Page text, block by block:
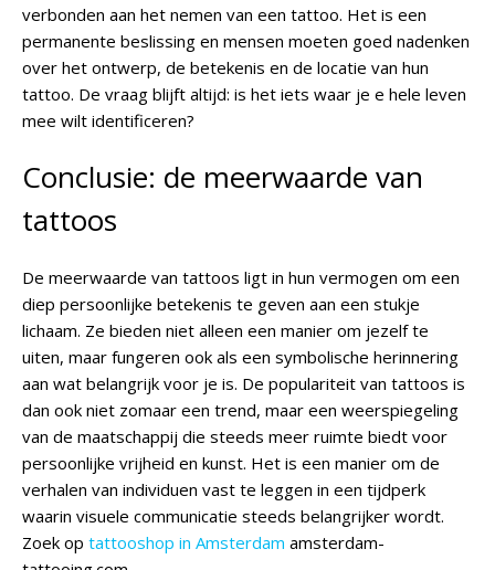
verbonden aan het nemen van een tattoo. Het is een
permanente beslissing en mensen moeten goed nadenken
over het ontwerp, de betekenis en de locatie van hun
tattoo. De vraag blijft altijd: is het iets waar je e hele leven
mee wilt identificeren?
Conclusie: de meerwaarde van
tattoos
De meerwaarde van tattoos ligt in hun vermogen om een
diep persoonlijke betekenis te geven aan een stukje
lichaam. Ze bieden niet alleen een manier om jezelf te
uiten, maar fungeren ook als een symbolische herinnering
aan wat belangrijk voor je is. De populariteit van tattoos is
dan ook niet zomaar een trend, maar een weerspiegeling
van de maatschappij die steeds meer ruimte biedt voor
persoonlijke vrijheid en kunst. Het is een manier om de
verhalen van individuen vast te leggen in een tijdperk
waarin visuele communicatie steeds belangrijker wordt.
Zoek op tattooshop in Amsterdam amsterdam-